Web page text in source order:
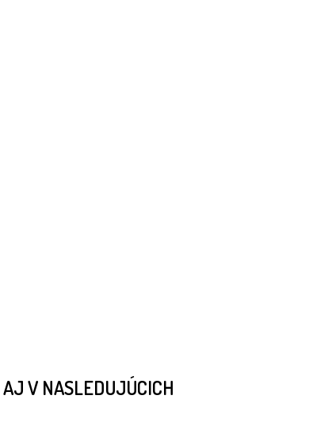
V NASLEDUJÚCICH